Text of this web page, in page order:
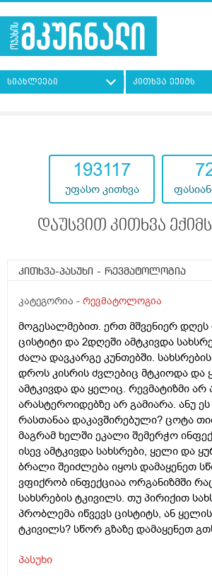
სიახლეები კითხვა ექიმს
193117
უფასო კითხვა
დაუსვით კითხვა ექიმს
კითხვა-პასუხი - რევმატოლოგია
კატეგორია - რევმატოლოგია
მოგესალმებით. ერთ მშვენიერ
ცისტიტი და 2დღეში ამტკივდა
ძალა დავკარგე კუნთებში.
დროს კისრის ძვლებიც მტკიოდა და
ამტკივდა და ყელიც. რევმატიზმი
არასტეროიდებზე არ გამიარა. ანუ
რასთანაა დაკავშირებული? ცოტა
მაგრამ ხელში ეკალი შემერჭო
ისევ ამტკივდა სახსრები, ყელი და
ბრალი შეიძლება იყოს დამაყენეთ
ვფიქრობ ინფექციაა ორგანიზმში
სახსრების ტკივილს. თუ პირიქით
პრობლემა იწვევს ცისტიტს, ან
ტკივილს? სწორ გზაზე დამაყენეთ
პასუხი